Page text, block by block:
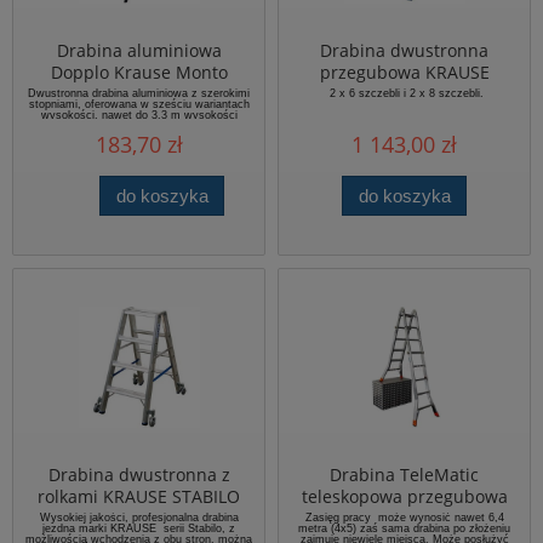
Drabina aluminiowa
Dopplo Krause Monto
Dwustronna drabina aluminiowa z szerokimi
stopniami, oferowana w sześciu wariantach
wysokości, nawet do 3,3 m wysokości
stabilna i funkcjonalna.
183,70 zł
do koszyka
Drabina dwustronna
przegubowa KRAUSE
Stabilo Professional
2 x 6 szczebli i 2 x 8 szczebli.
1 143,00 zł
do koszyka
Drabina dwustronna z
rolkami KRAUSE STABILO
Professional
Wysokiej jakości, profesjonalna drabina
jezdna marki KRAUSE serii Stabilo, z
możliwością wchodzenia z obu stron, można
Drabina TeleMatic
teleskopowa przegubowa
KRAUSE
Zasięg pracy może wynosić nawet 6,4
metra (4x5) zaś sama drabina po złożeniu
zajmuje niewiele miejsca. Może posłużyć